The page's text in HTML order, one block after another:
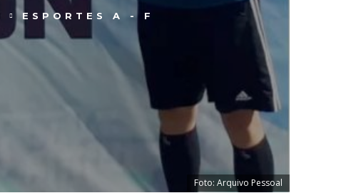
ESPORTES A - F
Foto: Arquivo Pessoal